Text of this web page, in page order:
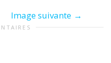
Image suivante